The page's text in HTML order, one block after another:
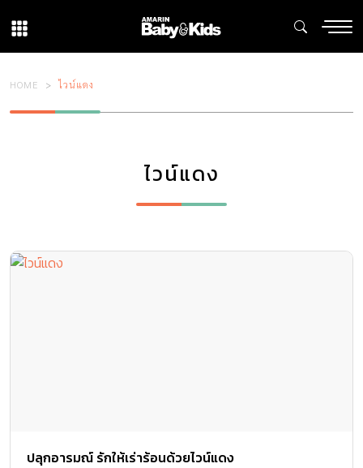
HOME ไวน์แดง
ไวน์แดง
ปลุกอารมณ์ รักให้เร่าร้อนด้วยไวน์แดง